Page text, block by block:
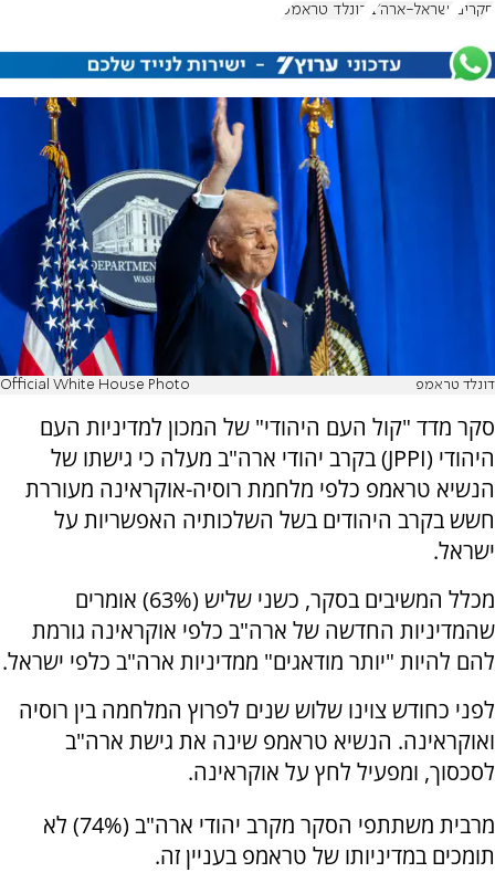
סקרים ישראל-ארה"ב דונלד טראמפ
דונלד טראמפ Official White House Photo
סקר מדד "קול העם היהודי" של המכון למדיניות העם
היהודי (JPPI) בקרב יהודי ארה"ב מעלה כי גישתו של
הנשיא טראמפ כלפי מלחמת רוסיה-אוקראינה מעוררת
חשש בקרב היהודים בשל השלכותיה האפשריות על
ישראל.
מכלל המשיבים בסקר, כשני שליש (63%) אומרים
שהמדיניות החדשה של ארה"ב כלפי אוקראינה גורמת
להם להיות "יותר מודאגים" ממדיניות ארה"ב כלפי ישראל.
לפני כחודש צוינו שלוש שנים לפרוץ המלחמה בין רוסיה
ואוקראינה. הנשיא טראמפ שינה את גישת ארה"ב
לסכסוך, ומפעיל לחץ על אוקראינה.
מרבית משתתפי הסקר מקרב יהודי ארה"ב (74%) לא
תומכים במדיניותו של טראמפ בעניין זה.